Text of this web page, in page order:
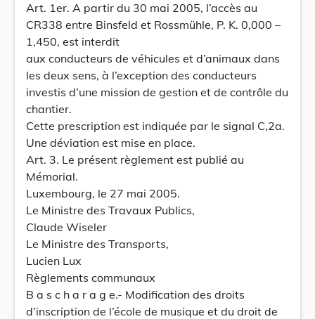
Art. 1er. A partir du 30 mai 2005, l’accès au
CR338 entre Binsfeld et Rossmühle, P. K. 0,000 –
1,450, est interdit
aux conducteurs de véhicules et d’animaux dans
les deux sens, à l’exception des conducteurs
investis d’une mission de gestion et de contrôle du
chantier.
Cette prescription est indiquée par le signal C,2a.
Une déviation est mise en place.
Art. 3. Le présent règlement est publié au
Mémorial.
Luxembourg, le 27 mai 2005.
Le Ministre des Travaux Publics,
Claude Wiseler
Le Ministre des Transports,
Lucien Lux
Règlements communaux
B a s c h a r a g e.- Modification des droits
d’inscription de l’école de musique et du droit de